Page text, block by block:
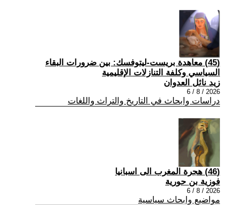
(45) معاهدة بريست-ليتوفسك: بين ضرورات البقاء
السياسي وكلفة التنازلات الإقليمية
زيد نائل العدوان
2026 / 8 / 6
دراسات وابحاث في التاريخ والتراث واللغات
(46) هجرة المغرب الى اسبانيا
فوزية بن حورية
2026 / 8 / 6
مواضيع وابحاث سياسية